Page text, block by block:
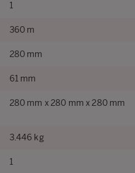
1
360 m
280 mm
61 mm
280 mm x 280 mm x 280 mm
3.446 kg
1